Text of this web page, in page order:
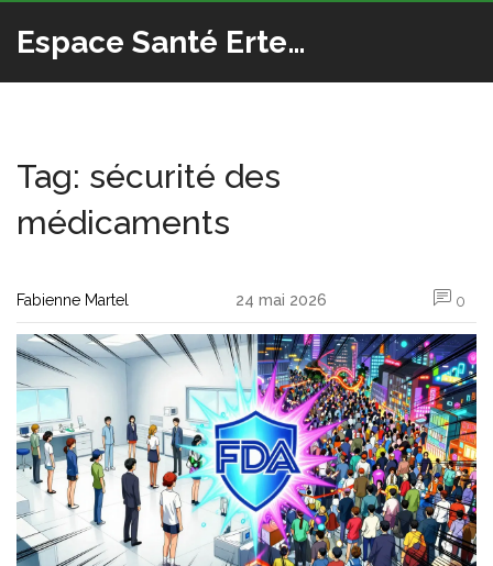
Espace Santé Ertedis
Tag: sécurité des
médicaments
Fabienne Martel 24 mai 2026 0